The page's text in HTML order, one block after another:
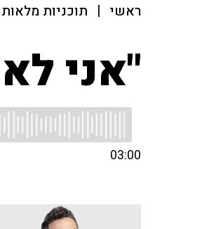
ראשי | תוכניות מלאות
"אני
03:00